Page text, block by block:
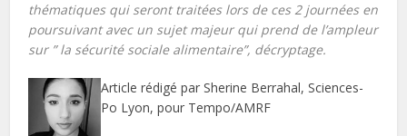
thématiques qui seront traitées lors de ces 2 journées en
poursuivant avec un sujet majeur qui prend de l’ampleur
sur ” la sécurité sociale alimentaire”, décryptage.
Article rédigé par Sherine Berrahal, Sciences-
Po Lyon, pour Tempo/AMRF